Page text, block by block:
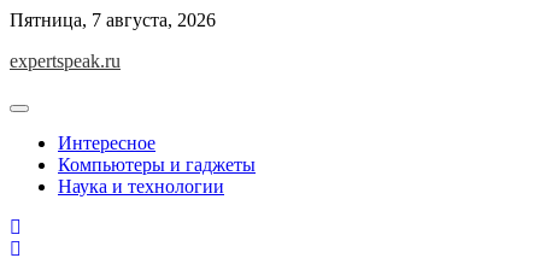
Skip
content
Пятница, 7 августа, 2026
expertspeak.ru
Интересное
Компьютеры и гаджеты
Наука и технологии